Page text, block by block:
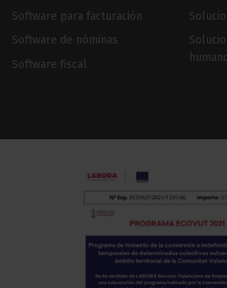
Software para facturación
Software de nóminas
Software fiscal